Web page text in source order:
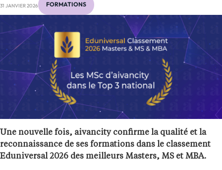
31 JANVIER 2026 FORMATIONS
Une nouvelle fois, aivancity confirme la qualité et la
reconnaissance de ses formations dans le classement
Eduniversal 2026 des meilleurs Masters, MS et MBA.